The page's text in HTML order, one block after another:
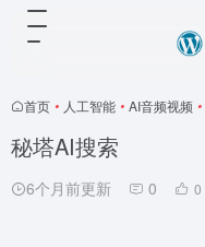
首页 • 人工智能 • AI音频视频 •
秘塔AI搜索
6个月前更新 0 0